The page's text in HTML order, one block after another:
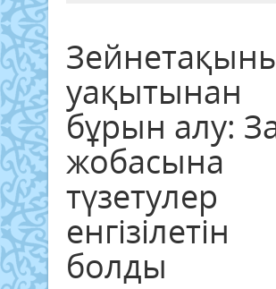
уақытынан
бұрын алу:
жобасына
түзетулер
енгізілетін
болды